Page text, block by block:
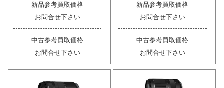
新品参考買取価格
お問合せ下さい
中古参考買取価格
お問合せ下さい
新品参考買取価格
お問合せ下さい
中古参考買取価格
お問合せ下さい